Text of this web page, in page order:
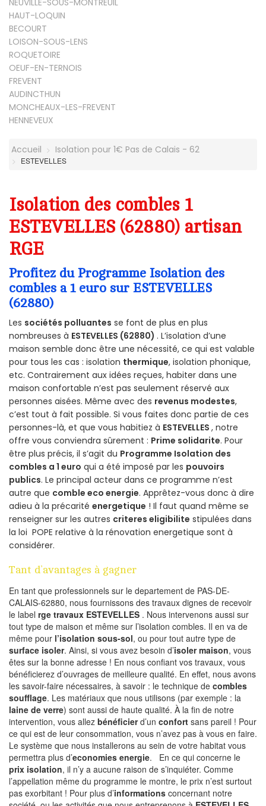
NEUVILLE-SOUS-MONTREUIL
HAUT-LOQUIN
BECOURT
LOISON-SOUS-LENS
ROQUETOIRE
OEUF-EN-TERNOIS
FREVENT
AUDINCTHUN
MONCHEAUX-LES-FREVENT
HENNEVEUX
Accueil Isolation pour 1€ Pas de Calais - 62
ESTEVELLES
Isolation des combles 1
ESTEVELLES (62880) artisan
RGE
Profitez du Programme Isolation des
combles a 1 euro sur ESTEVELLES
(62880)
Les sociétés polluantes se font de plus en plus
nombreuses à ESTEVELLES (62880) . L’isolation d’une
maison semble donc être une nécessité, ce qui est valable
pour tous les cas : isolation thermique, isolation phonique,
etc. Contrairement aux idées reçues, habiter dans une
maison confortable n’est pas seulement réservé aux
personnes aisées. Même avec des revenus modestes,
c’est tout à fait possible. Si vous faites donc partie de ces
personnes-là, et que vous habitiez à ESTEVELLES , notre
offre vous conviendra sûrement : Prime solidarite. Pour
être plus précis, il s’agit du Programme Isolation des
combles a 1 euro qui a été imposé par les pouvoirs
publics. Le principal acteur dans ce programme n’est
autre que comble eco energie. Apprêtez-vous donc à dire
adieu à la précarité energetique ! Il faut quand même se
renseigner sur les autres criteres eligibilite stipulées dans
la loi POPE relative à la rénovation energetique sont à
considérer.
Tant d’avantages à gagner
En tant que professionnels sur le departement de PAS-DE-
CALAIS-62880, nous fournissons des travaux dignes de recevoir
le label rge travaux ESTEVELLES . Nous intervenons aussi sur
tout type de maison et même sur l’isolation combles. Il en va de
même pour l’isolation sous-sol, ou pour tout autre type de
surface isoler. Ainsi, si vous avez besoin d’isoler maison, vous
êtes sur la bonne adresse ! En nous confiant vos travaux, vous
bénéficierez d’ouvrages de meilleure qualité. En effet, nous avons
les savoir-faire nécessaires, à savoir : le technique de combles
soufflage. Les matériaux que nous utilisons (par exemple : la
laine de verre) sont aussi de haute qualité. À la fin de notre
intervention, vous allez bénéficierd’un confort sans pareil ! Pour
ce qui est de leur consommation, vous n’avez pas à vous en faire.
Le système que nous installerons au sein de votre habitat vous
permettra plus d’economies energie. En ce qui concerne le
prix isolation, il n’y a aucune raison de s’inquiéter. Comme
l’appellation même du programme le montre, le prix n’est surtout
pas exorbitant ! Pour plus d’informations concernant notre